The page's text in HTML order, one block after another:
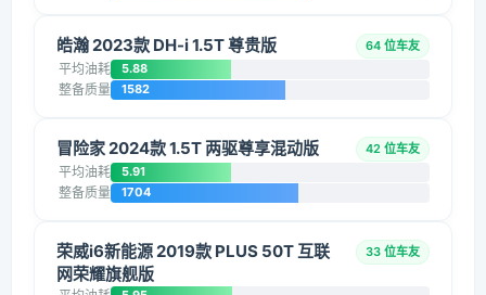
皓瀚 2023款 DH-i 1.5T 尊贵版 64 位车友
平均油耗 5.88
整备质量 1582
冒险家 2024款 1.5T 两驱尊享混动版 42 位车友
平均油耗 5.91
整备质量 1704
荣威i6新能源 2019款 PLUS 50T 互联
网荣耀旗舰版
33 位车友